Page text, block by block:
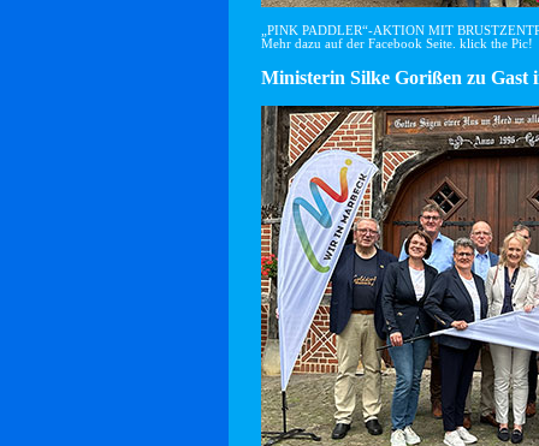
„PINK PADDLER“-AKTION MIT
Mehr dazu auf der Facebook Seite. klick the Pic!
Ministerin Silke Gorißen zu Gast